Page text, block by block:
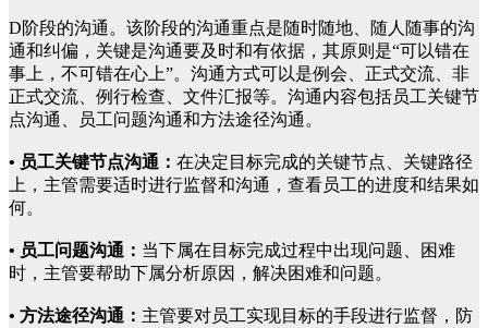
D阶段的沟通。该阶段的沟通重点是随时随地、随人随事的沟
通和纠偏，关键是沟通要及时和有依据，其原则是“可以错在
事上，不可错在心上”。沟通方式可以是例会、正式交流、非
正式交流、例行检查、文件汇报等。沟通内容包括员工关键节
点沟通、员工问题沟通和方法途径沟通。
• 员工关键节点沟通： 在决定目标完成的关键节点、关键路径
上，主管需要适时进行监督和沟通，查看员工的进度和结果如
何。
• 员工问题沟通： 当下属在目标完成过程中出现问题、困难
时，主管要帮助下属分析原因，解决困难和问题。
• 方法途径沟通： 主管要对员工实现目标的手段进行监督，防